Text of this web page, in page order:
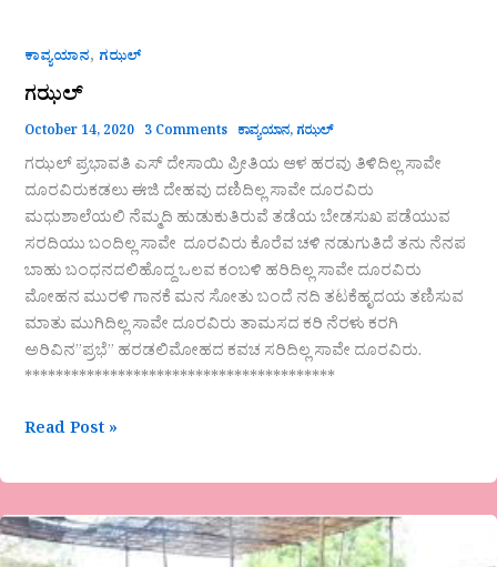
ಕಾವ್ಯಯಾನ, ಗಝಲ್
ಗಝಲ್
October 14, 2020 3 Comments ಕಾವ್ಯಯಾನ, ಗಝಲ್
ಗಝಲ್ ಪ್ರಭಾವತಿ ಎಸ್ ದೇಸಾಯಿ ಪ್ರೀತಿಯ ಆಳ ಹರವು ತಿಳಿದಿಲ್ಲ ಸಾವೇ
ದೂರವಿರುಕಡಲು ಈಜಿ ದೇಹವು ದಣಿದಿಲ್ಲ ಸಾವೇ ದೂರವಿರು
ಮಧುಶಾಲೆಯಲಿ ನೆಮ್ಮದಿ ಹುಡುಕುತಿರುವೆ ತಡೆಯ ಬೇಡಸುಖ ಪಡೆಯುವ
ಸರದಿಯು ಬಂದಿಲ್ಲ ಸಾವೇ ದೂರವಿರು ಕೊರೆವ ಚಳಿ ನಡುಗುತಿದೆ ತನು ನೆನಪ
ಬಾಹು ಬಂಧನದಲಿಹೊದ್ದ ಒಲವ ಕಂಬಳಿ ಹರಿದಿಲ್ಲ ಸಾವೇ ದೂರವಿರು
ಮೋಹನ ಮುರಳಿ ಗಾನಕೆ ಮನ ಸೋತು ಬಂದೆ ನದಿ ತಟಕೆಹೃದಯ ತಣಿಸುವ
ಮಾತು ಮುಗಿದಿಲ್ಲ ಸಾವೇ ದೂರವಿರು ತಾಮಸದ ಕರಿ ನೆರಳು ಕರಗಿ
ಅರಿವಿನ”ಪ್ರಭೆ” ಹರಡಲಿಮೋಹದ ಕವಚ ಸರಿದಿಲ್ಲ ಸಾವೇ ದೂರವಿರು.
****************************************
Read Post »
ಕಾಯಕದ
ಮಹತ್ವ.